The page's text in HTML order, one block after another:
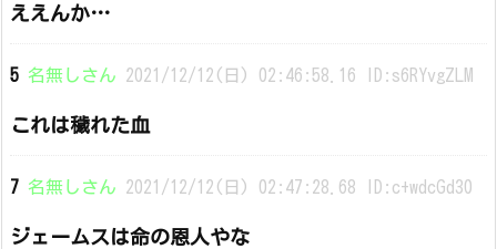
ええんか…
5 名無しさん 2021/12/12(日) 02:46:58.16 ID:s6RYvgZLM
これは穢れた血
7 名無しさん 2021/12/12(日) 02:47:28.68 ID:c+wdcGd30
ジェームスは命の恩人やな